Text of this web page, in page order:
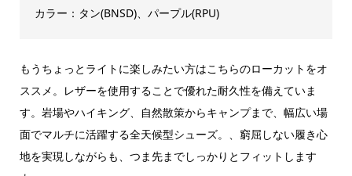
カラー：タン(BNSD)、パープル(RPU)
もうちょっとライトに楽しみたい方はこちらのローカットをオ
ススメ。レザーを使用することで優れた耐久性を備えていま
す。岩場やハイキング、自然散策からキャンプまで、幅広い場
面でマルチに活躍する全天候型シューズ。、窮屈しない履き心
地を実現しながらも、つま先までしっかりとフィットします